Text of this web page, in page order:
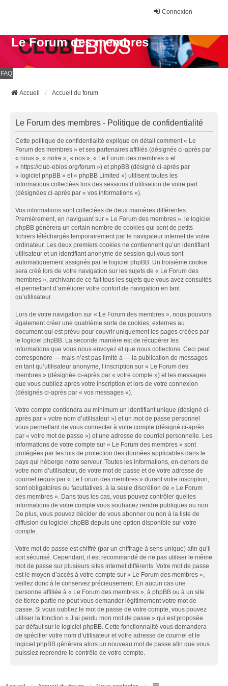
Connexion
Le Forum des membres
FAQ
Accueil Accueil du forum
Le Forum des membres - Politique de confidentialité
Cette politique de confidentialité explique en détail comment « Le
Forum des membres » et ses partenaires affiliés (désignés ci-après par
« nous », « notre », « nos », « Le Forum des membres » et
« https://club-ebios.org/forum ») et phpBB (désigné ci-après par
« logiciel phpBB » et « phpBB Limited ») utilisent toutes les
informations collectées lors des sessions d’utilisation de votre part
(désignées ci-après par « vos informations »).
Vos informations sont collectées de deux manières différentes.
Premièrement, en naviguant sur « Le Forum des membres », le logiciel
phpBB génèrera un certain nombre de cookies qui sont de petits
fichiers téléchargés temporairement par le navigateur internet de votre
ordinateur. Les deux premiers cookies ne contiennent qu’un identifiant
utilisateur et un identifiant anonyme de session qui vous sont
automatiquement assignés par le logiciel phpBB. Un troisième cookie
sera créé lors de votre navigation sur les sujets de « Le Forum des
membres », archivant de ce fait tous les sujets que vous avez consultés
et permettant d’améliorer votre confort de navigation en tant
qu’utilisateur.
Lors de votre navigation sur « Le Forum des membres », nous pouvons
également créer une quatrième sorte de cookies, externes au
document qui est prévu pour couvrir uniquement les pages créées par
le logiciel phpBB. La seconde manière est de récupérer les
informations que vous nous envoyez et que nous collectons. Ceci peut
correspondre — mais n’est pas limité à — la publication de messages
en tant qu’utilisateur anonyme, l’inscription sur « Le Forum des
membres » (désignée ci-après par « votre compte ») et les messages
que vous publiez après votre inscription et lors de votre connexion
(désignés ci-après par « vos messages »).
Votre compte contiendra au minimum un identifiant unique (désigné ci-
après par « votre nom d’utilisateur ») et un mot de passe personnel
vous permettant de vous connecter à votre compte (désigné ci-après
par « votre mot de passe ») et une adresse de courriel personnelle. Les
informations de votre compte sur « Le Forum des membres » sont
protégées par les lois de protection des données applicables dans le
pays qui héberge notre serveur. Toutes les informations, en-dehors de
votre nom d’utilisateur, de votre mot de passe et de votre adresse de
courriel requis par « Le Forum des membres » durant votre inscription,
sont obligatoires ou facultatives, à la seule discrétion de « Le Forum
des membres ». Dans tous les cas, vous pouvez contrôler quelles
informations de votre compte vous souhaitez rendre publiques ou non.
De plus, vous pouvez décider de vous abonner ou non à la liste de
diffusion du logiciel phpBB depuis une option disponible sur votre
compte.
Votre mot de passe est chiffré (par un chiffrage à sens unique) afin qu’il
soit sécurisé. Cependant, il est recommandé de ne pas utiliser le même
mot de passe sur plusieurs sites internet différents. Votre mot de passe
est le moyen d’accès à votre compte sur « Le Forum des membres »,
veillez donc à le conservez précieusement. En aucun cas une
personne affiliée à « Le Forum des membres », à phpBB ou à un site
de tierce partie ne peut vous demander légitimement votre mot de
passe. Si vous oubliez le mot de passe de votre compte, vous pouvez
utiliser la fonction « J’ai perdu mon mot de passe » qui est proposée
par défaut sur le logiciel phpBB. Cette fonctionnalité vous demandera
de spécifier votre nom d’utilisateur et votre adresse de courriel et le
logiciel phpBB générera alors un nouveau mot de passe afin que vous
puissiez reprendre le contrôle de votre compte.